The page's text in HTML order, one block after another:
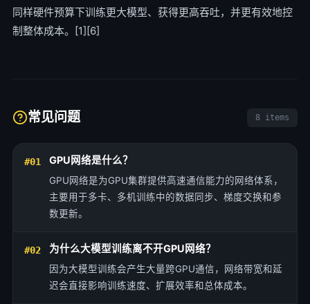
同样硬件预算下训练更大模型、获得更高吞吐，并更有效地控
制整体成本。[1][6]
常见问题 8 items
#01 GPU网络是什么？
GPU网络是为GPU集群提供高速通信能力的网络体系，
主要用于多卡、多机训练中的数据同步、梯度交换和参
数更新。
#02 为什么大模型训练离不开GPU网络？
因为大模型训练会产生大量跨GPU通信，网络带宽和延
迟会直接影响训练速度、扩展效率和总体成本。